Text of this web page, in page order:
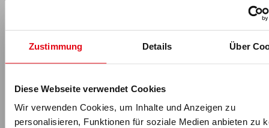
Zustimmung Details Über
Diese Webseite verwendet Cookies
Wir verwenden Cookies, um Inhalte und Anzeigen zu
personalisieren, Funktionen für soziale Medien anbieten zu
Krisenmanagement:
Belastungsfaktoren,
Ressourcen und
Veränderungspotenziale